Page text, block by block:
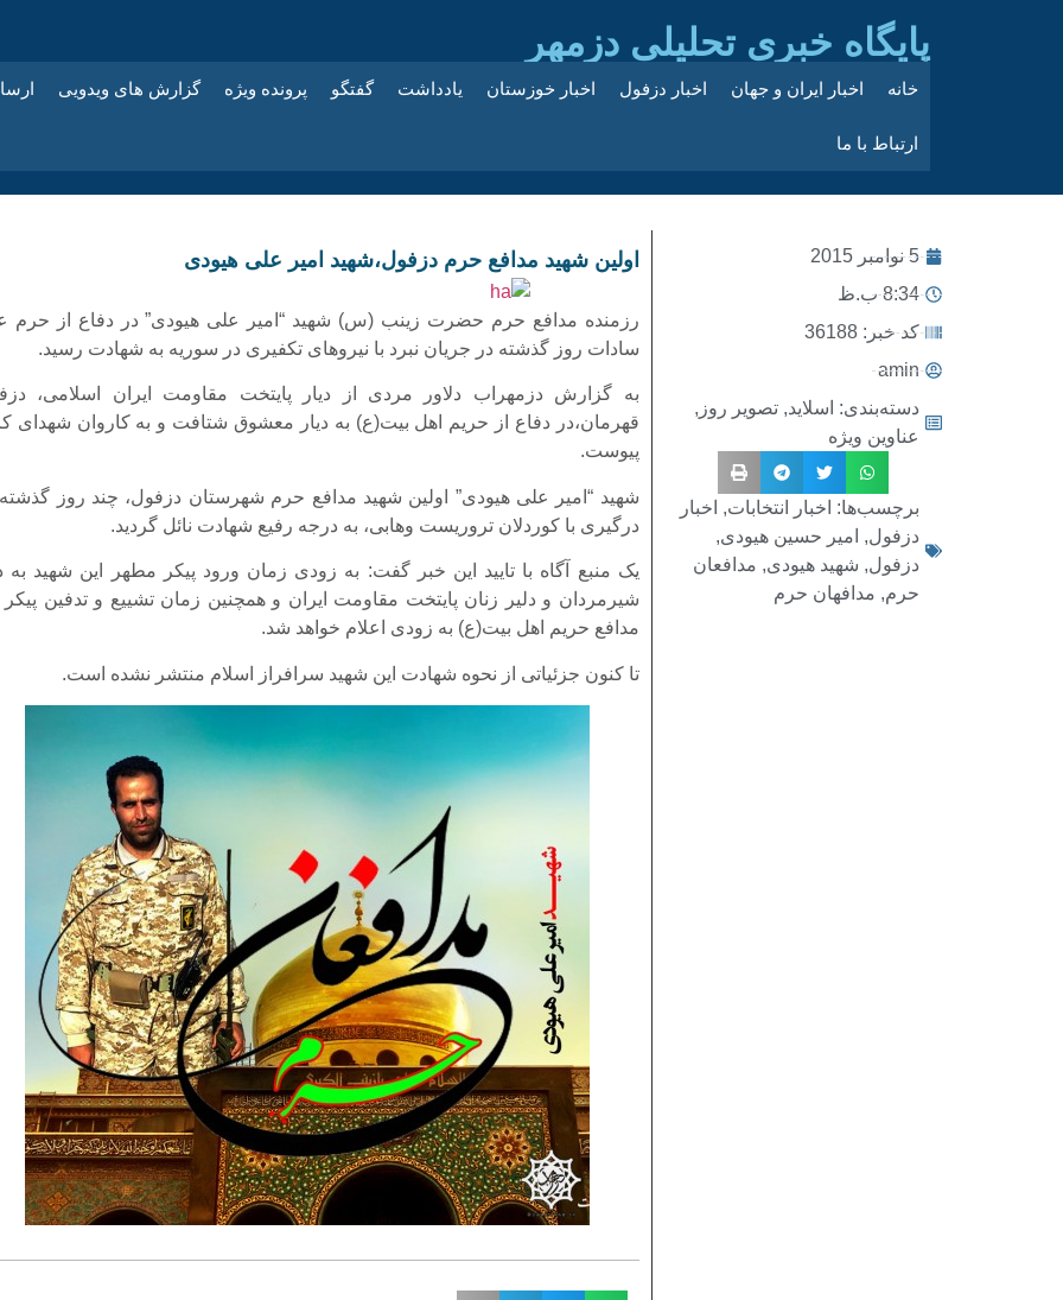
پایگاه خبری تحلیلی دزمهر
خانه اخبار ایران و جهان اخبار دزفول اخبار خوزستان یادداشت گفتگو پرونده ویژه گزارش های ویدویی
ارتباط با ما
5 نوامبر 2015
8:34 ب.ظ
کد خبر: 36188
amin
دسته‌بندی: اسلاید, تصویر روز ,
عناوین ویژه
برچسب‌ها: اخبار انتخابات, اخبار
دزفول, امیر حسین هیودی,
دزفول, شهید هیودی, مدافعان
حرم, مدافهان حرم
اولین شهید مدافع حرم دزفول،شهید امیر علی هیودی
رزمنده مدافع حرم حضرت زینب (س) شهید “امیر علی هیودی” در دفاع از حرم
سادات روز گذشته در جریان نبرد با نیروهای تکفیری در سوریه به شهادت رسید.
به گزارش دزمهراب دلاور مردی از دیار پایتخت مقاومت ایران اسلامی،
قهرمان،در دفاع از حریم اهل بیت(ع) به دیار معشوق شتافت و به کاروان شهدای
پیوست.
شهید “امیر علی هیودی” اولین شهید مدافع حرم شهرستان دزفول، چند روز
درگیری با کوردلان تروریست وهابی، به درجه رفیع شهادت نائل گردید.
یک منبع آگاه با تایید این خبر گفت: به زودی زمان ورود پیکر مطهر این شهید به
شیرمردان و دلیر زنان پایتخت مقاومت ایران و همچنین زمان تشییع و تدفین پیکر
مدافع حریم اهل بیت(ع) به زودی اعلام خواهد شد.
تا کنون جزئیاتی از نحوه شهادت این شهید سرافراز اسلام منتشر نشده است.